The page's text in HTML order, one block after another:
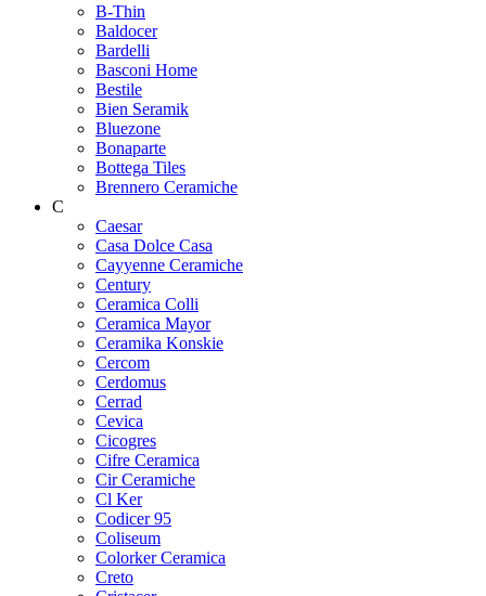
B-Thin
Baldocer
Bardelli
Basconi Home
Bestile
Bien Seramik
Bluezone
Bonaparte
Bottega Tiles
Brennero Ceramiche
C
Caesar
Casa Dolce Casa
Cayyenne Ceramiche
Century
Ceramica Colli
Ceramica Mayor
Ceramika Konskie
Cercom
Cerdomus
Cerrad
Cevica
Cicogres
Cifre Ceramica
Cir Ceramiche
Cl Ker
Codicer 95
Coliseum
Colorker Ceramica
Creto